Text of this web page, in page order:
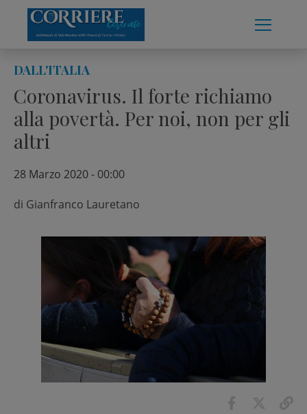
content
DALL'ITALIA
Coronavirus. Il forte richiamo
alla povertà. Per noi, non per gli
altri
28 Marzo 2020 - 00:00
di Gianfranco Lauretano